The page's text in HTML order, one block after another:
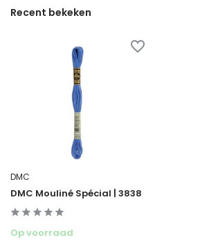
Recent bekeken
DMC
DMC Mouliné Spécial | 3838
Op voorraad